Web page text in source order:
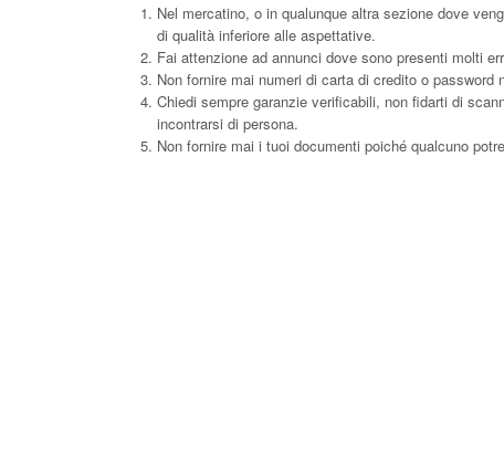
Nel mercatino, o in qualunque altra sezione dove
di qualità inferiore alle aspettative.
Fai attenzione ad annunci dove sono presenti molti
Non fornire mai numeri di carta di credito o
Chiedi sempre garanzie verificabili, non fidarti di
incontrarsi di persona.
Non fornire mai i tuoi documenti poiché qualcuno